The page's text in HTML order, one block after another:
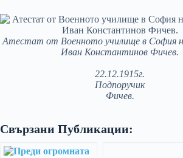
Атестат от Военното училище в София
Иван Константинов Фичев.
22.12.1915г.
Подпоручик
Фичев.
Свързани Публикации: